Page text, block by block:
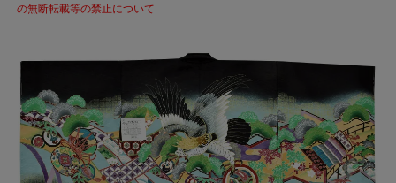
の無断転載等の禁止について